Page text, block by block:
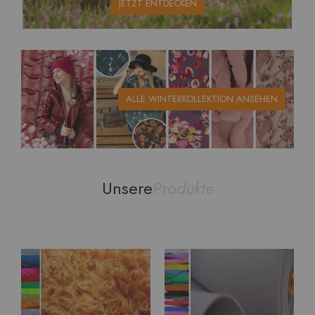
JETZT ENTDECKEN
ALLE WINTERKOLLEKTION ANSEHEN
UnsereProdukte